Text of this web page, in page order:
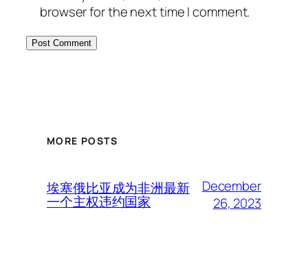
browser for the next time I comment.
MORE POSTS
埃塞俄比亚成为非洲最新
一个主权违约国家
December
26, 2023